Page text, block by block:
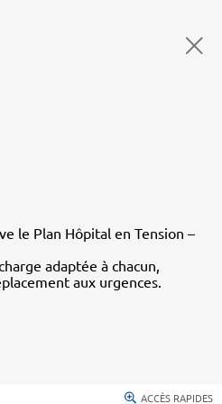
le Plan Hôpital en Tension –
adaptée à chacun,
aux urgences.
ACCÈS RAPIDES